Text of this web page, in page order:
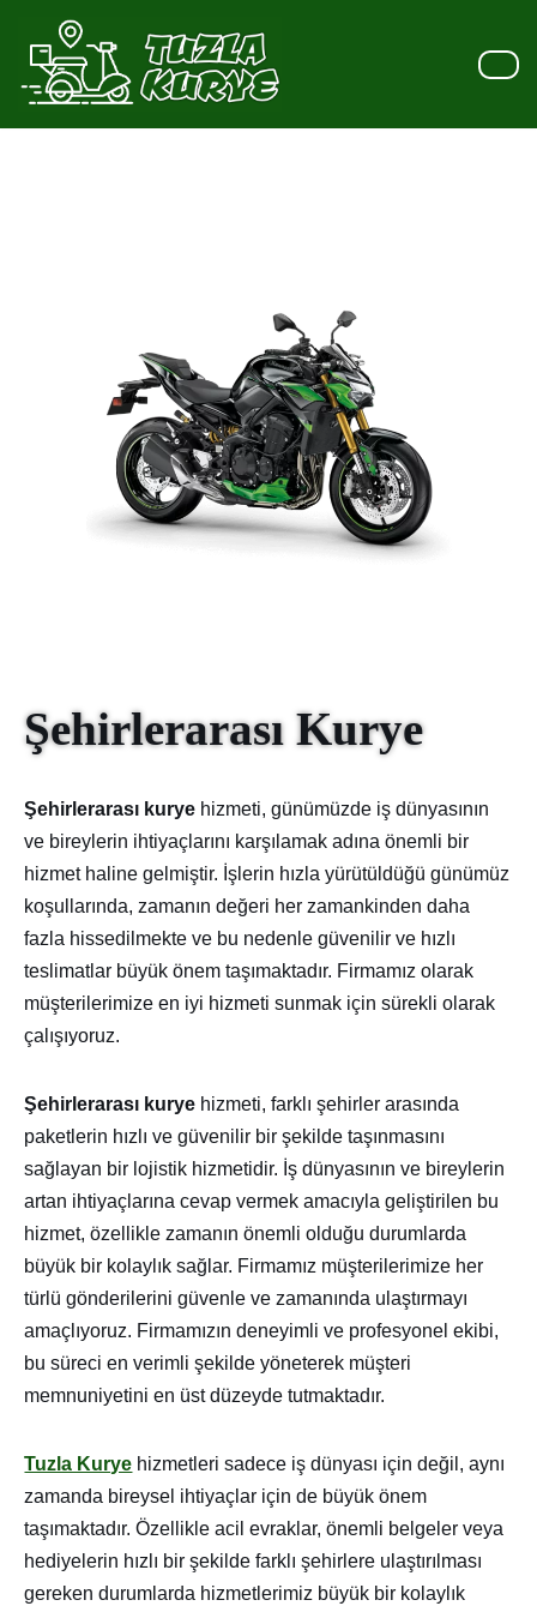
İçeriğe
geç
Şehirlerarası Kurye
Şehirlerarası kurye hizmeti, günümüzde iş dünyasının
ve bireylerin ihtiyaçlarını karşılamak adına önemli bir
hizmet haline gelmiştir. İşlerin hızla yürütüldüğü günümüz
koşullarında, zamanın değeri her zamankinden daha
fazla hissedilmekte ve bu nedenle güvenilir ve hızlı
teslimatlar büyük önem taşımaktadır. Firmamız olarak
müşterilerimize en iyi hizmeti sunmak için sürekli olarak
çalışıyoruz.
Şehirlerarası kurye hizmeti, farklı şehirler arasında
paketlerin hızlı ve güvenilir bir şekilde taşınmasını
sağlayan bir lojistik hizmetidir. İş dünyasının ve bireylerin
artan ihtiyaçlarına cevap vermek amacıyla geliştirilen bu
hizmet, özellikle zamanın önemli olduğu durumlarda
büyük bir kolaylık sağlar. Firmamız müşterilerimize her
türlü gönderilerini güvenle ve zamanında ulaştırmayı
amaçlıyoruz. Firmamızın deneyimli ve profesyonel ekibi,
bu süreci en verimli şekilde yöneterek müşteri
memnuniyetini en üst düzeyde tutmaktadır.
Tuzla Kurye hizmetleri sadece iş dünyası için değil, aynı
zamanda bireysel ihtiyaçlar için de büyük önem
taşımaktadır. Özellikle acil evraklar, önemli belgeler veya
hediyelerin hızlı bir şekilde farklı şehirlere ulaştırılması
gereken durumlarda hizmetlerimiz büyük bir kolaylık